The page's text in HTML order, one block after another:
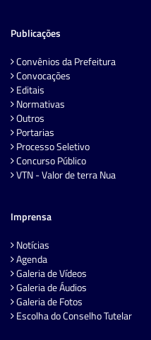
Publicações
Convênios da Prefeitura
Convocações
Editais
Normativas
Outros
Portarias
Processo Seletivo
Concurso Público
VTN - Valor de terra Nua
Imprensa
Notícias
Agenda
Galeria de Vídeos
Galeria de Áudios
Galeria de Fotos
Escolha do Conselho Tutelar